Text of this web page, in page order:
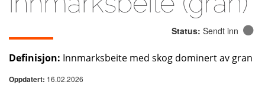
Status: Sendt inn
Definisjon: Innmarksbeite med skog dominert av gran
Oppdatert: 16.02.2026